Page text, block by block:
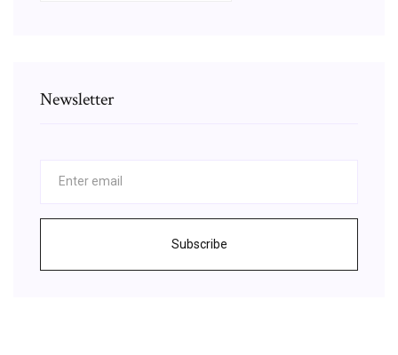
Newsletter
Subscribe